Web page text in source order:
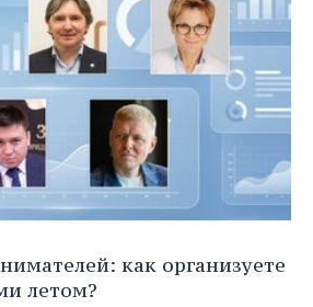
как организуете
летом?